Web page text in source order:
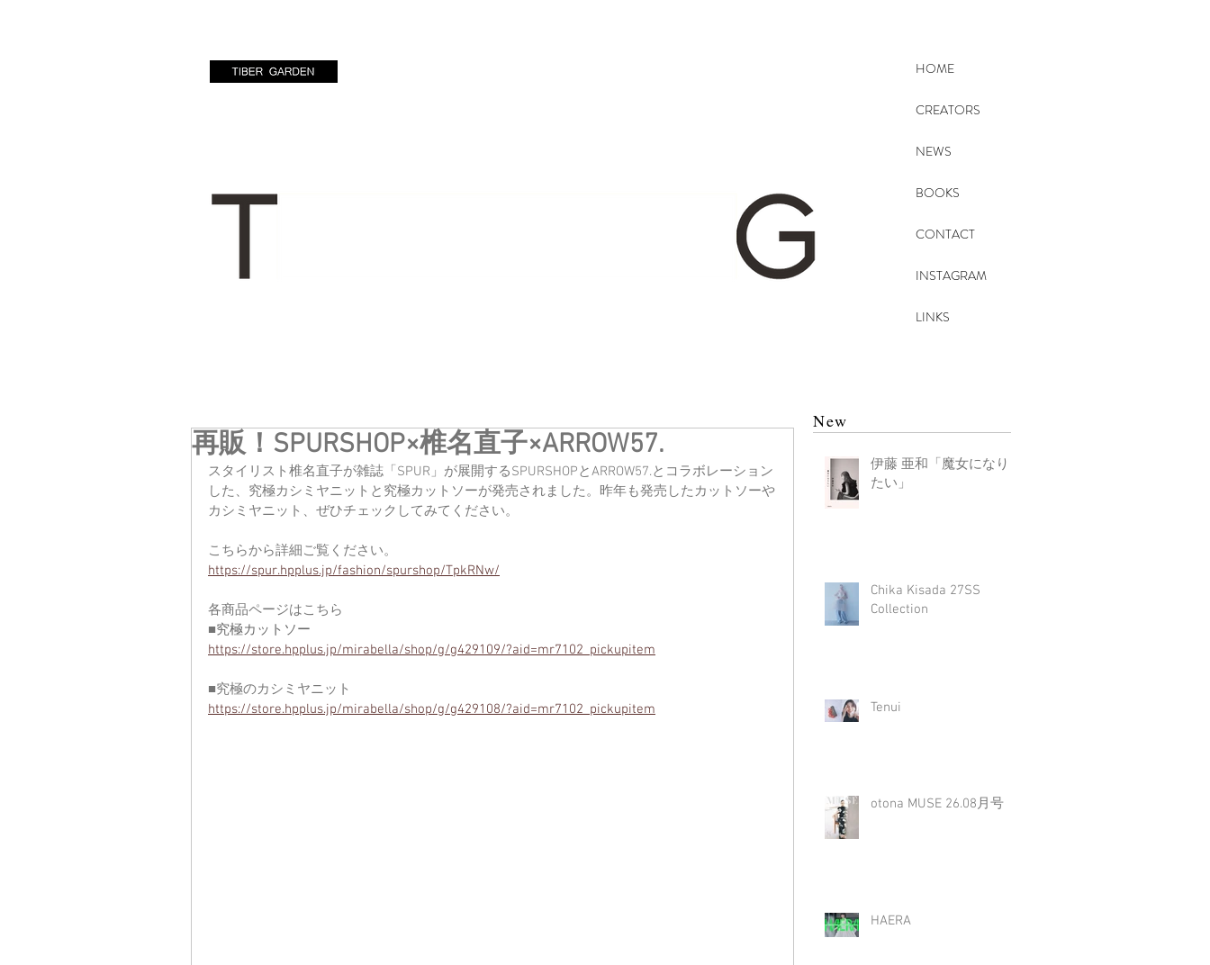
HOME
CREATORS
NEWS
BOOKS
CONTACT
INSTAGRAM
LINKS
再販！SPURSHOP×椎名直子×ARROW57.
スタイリスト椎名直子が雑誌「SPUR」が展開するSPURSHOPとARROW57.とコラボレーション
した、究極カシミヤニットと究極カットソーが発売されました。昨年も発売したカットソーや
カシミヤニット、ぜひチェックしてみてください。
こちらから詳細ご覧ください。
https://spur.hpplus.jp/fashion/spurshop/TpkRNw/
各商品ページはこちら
■究極カットソー
https://store.hpplus.jp/mirabella/shop/g/g429109/?aid=mr7102_pickupitem
■究極のカシミヤニット
https://store.hpplus.jp/mirabella/shop/g/g429108/?aid=mr7102_pickupitem
New
伊藤 亜和「魔女になり
たい」
Chika Kisada 27SS
Collection
Tenui
otona MUSE 26.08月号
HAERA